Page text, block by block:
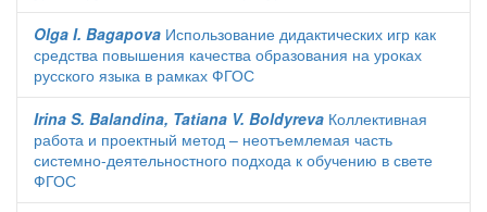
Olga I. Bagapova Использование дидактических игр как
средства повышения качества образования на уроках
русского языка в рамках ФГОС
Irina S. Balandina, Tatiana V. Boldyreva Коллективная
работа и проектный метод – неотъемлемая часть
системно-деятельностного подхода к обучению в свете
ФГОС